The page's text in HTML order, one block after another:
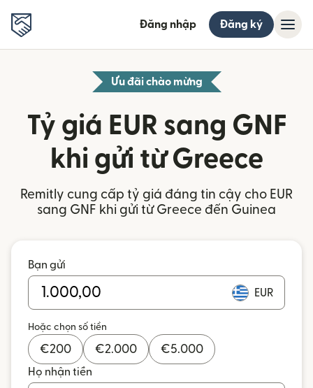
Đăng nhập Đăng ký
Ưu đãi chào mừng
Tỷ giá EUR sang GNF
khi gửi từ Greece
Remitly cung cấp tỷ giá đáng tin cậy cho EUR
sang GNF khi gửi từ Greece đến Guinea
Bạn gửi
EUR
Hoặc chọn số tiền
€200 €2.000 €5.000
Họ nhận tiền